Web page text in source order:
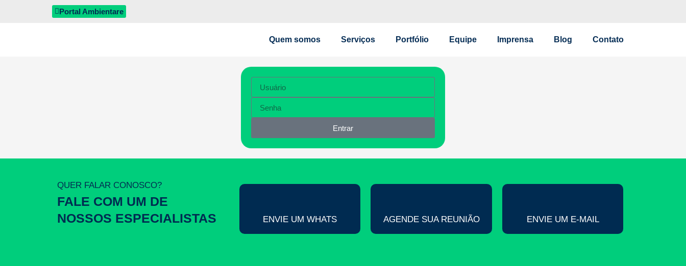
Portal Ambientare
Quem somos Serviços Portfólio Equipe Imprensa Blog Contato
Entrar
QUER FALAR CONOSCO?
FALE COM UM DE
NOSSOS ESPECIALISTAS
ENVIE UM WHATS AGENDE SUA REUNIÃO ENVIE UM E-MAIL